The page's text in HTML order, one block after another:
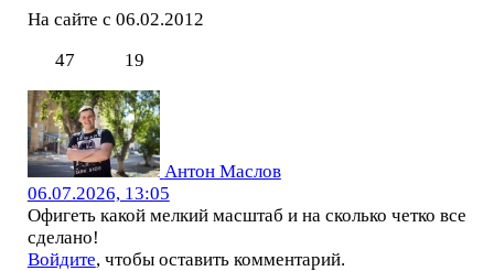
На сайте с 06.02.2012
47
19
Антон Маслов
06.07.2026, 13:05
Офигеть какой мелкий масштаб и на сколько четко все
сделано!
Войдите, чтобы оставить комментарий.